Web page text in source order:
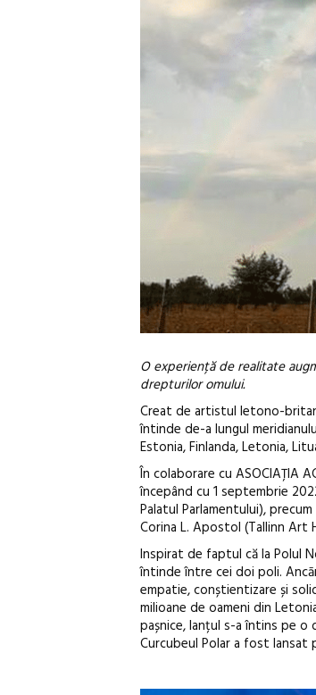
O experiență de realitate
drepturilor omului.
Creat de artistul letono-
întinde de-a lungul
Estonia, Finlanda, Letonia,
În colaborare cu ASOCIAȚIA
începând cu 1 septembrie
Palatul Parlamentului),
Corina L. Apostol (Tallinn Art
Inspirat de faptul că la Polul
întinde între cei doi poli.
empatie, conștientizare și
milioane de oameni din
pașnice, lanțul s-a întins pe
Curcubeul Polar a fost lansat